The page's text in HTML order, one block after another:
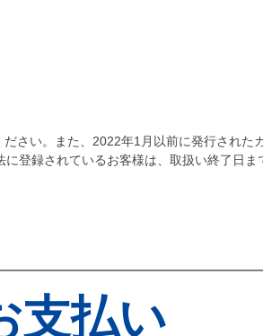
さい。また、2022年1月以前に発行された
登録されているお客様は、取扱い終了日ま
支払い